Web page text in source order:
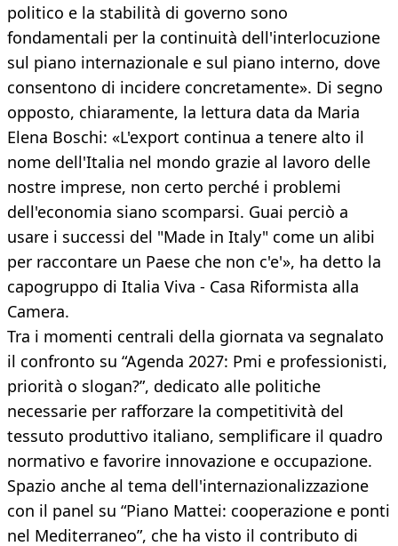
politico e la stabilità di governo sono
fondamentali per la continuità dell'interlocuzione
sul piano internazionale e sul piano interno, dove
consentono di incidere concretamente». Di segno
opposto, chiaramente, la lettura data da Maria
Elena Boschi: «L'export continua a tenere alto il
nome dell'Italia nel mondo grazie al lavoro delle
nostre imprese, non certo perché i problemi
dell'economia siano scomparsi. Guai perciò a
usare i successi del "Made in Italy" come un alibi
per raccontare un Paese che non c'e'», ha detto la
capogruppo di Italia Viva - Casa Riformista alla
Camera.
Tra i momenti centrali della giornata va segnalato
il confronto su “Agenda 2027: Pmi e professionisti,
priorità o slogan?”, dedicato alle politiche
necessarie per rafforzare la competitività del
tessuto produttivo italiano, semplificare il quadro
normativo e favorire innovazione e occupazione.
Spazio anche al tema dell'internazionalizzazione
con il panel su “Piano Mattei: cooperazione e ponti
nel Mediterraneo”, che ha visto il contributo di